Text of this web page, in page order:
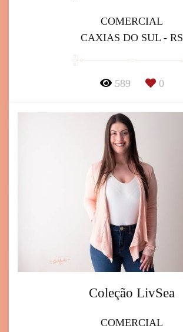
COMERCIAL
CAXIAS DO SUL - RS
589 0
Coleção LivSea
COMERCIAL